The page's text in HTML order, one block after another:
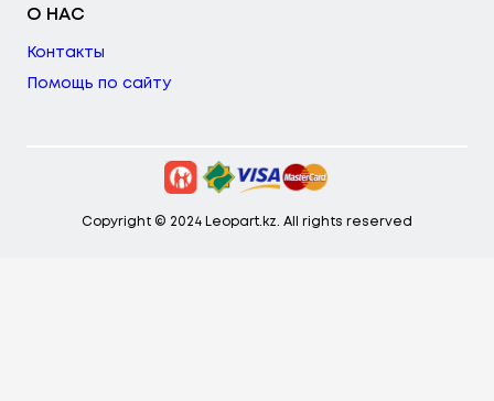
О НАС
Контакты
Помощь по сайту
Copyright © 2024 Leopart.kz. All rights reserved